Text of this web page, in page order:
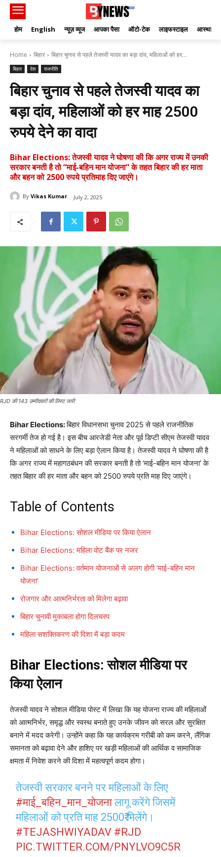
होम English न्यूज़ व्यूज आपका पैसा ऑटो-टेक लाइफस्टाइल आस्था
Home बिहार बिहार चुनाव से पहले तेजस्वी यादव का बड़ा दांव, महिलाओं को हर...
बिहार देश राजनीति
बिहार चुनाव से पहले तेजस्वी यादव का
बड़ा दांव, महिलाओं को हर माह 2500
रुपये देने का वादा
Bihar Elections: तेजस्वी यादव ने घोषणा की कि अगर राज्य में उनकी
सरकार बनती है तो “माई-बहिन मान योजना” के तहत बिहार की हर माता
और बहन को 2500 रुपये प्रतिमाह दिए जाएंगे।
By Vikas Kumar July 2, 2025
RJD की 143 उम्मीदवारों की लिस्ट जारी
Bihar Elections:बिहार विधानसभा चुनाव 2025 से पहले राजनीतिक
सरगर्मी तेज हो गई है। इस बीच आरजेडी नेता और पूर्व डिप्टी सीएम तेजस्वी यादव
ने महिलाओं को साधने के लिए बड़ा ऐलान किया है। तेजस्वी यादव ने घोषणा की है
कि अगर राज्य में महागठबंधन की सरकार बनती है तो ‘माई-बहिन मान योजना’ के
तहत बिहार की हर माता और बहन को 2500 रुपये प्रति माह दिए जाएंगे।
Table of Contents
Bihar Elections: सोशल मीडिया पर किया ऐलान
Bihar Elections: महिला वोट बैंक पर नजर
Bihar Elections: वर्तमान योजनाओं से अलग होगी ‘माई-बहिन मान
योजना’
रोजगार और आत्मनिर्भरता को मिलेगा बढ़ावा
बिहार चुनावी मुकाबला होगा दिलचस्प
महिला सशक्तिकरण की दिशा में बड़ा कदम
Bihar Elections: सोशल मीडिया पर
किया ऐलान
तेजस्वी यादव ने सोशल मीडिया पोस्ट में लिखा कि यह योजना राज्य की महिलाओं
को आत्मनिर्भर, समृद्ध और स्वस्थ बनाते हुए उनके जीवन को सरल और सुरक्षित
बनाने में मदद करेगी। उन्होंने कहा कि यह कार्यक्रम गरीबी को कम करने, लैंगिक
समानता को बढ़ावा देने और हाशिए पर खड़ी महिलाओं की आर्थिक व सामाजिक
क्षमता में निवेश करने की दिशा में महत्वपूर्ण कदम होगा।
तेजस्वी सरकार बनने पर महिलाओं के लिए
#माई_बहिन_मान_योजनालागू करेंगे जिसमें
महिलाओं को प्रति माह 2500₹ मिलेंगे।
#TEJASHWIYADAV #RJD
PIC.TWITTER.COM/PNYLVO9C5R